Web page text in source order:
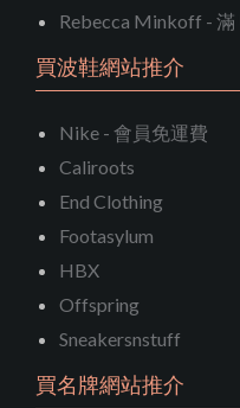
Rebecca Minkoff - 滿
買波鞋網站推介
Nike - 會員免運費
Caliroots
End Clothing
Footasylum
HBX
Offspring
Sneakersnstuff
買名牌網站推介